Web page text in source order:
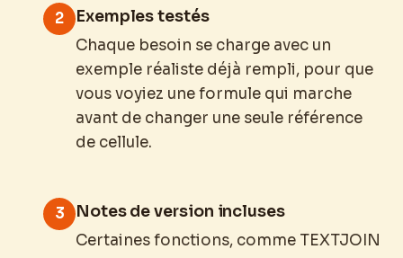
2 Exemples testés
Chaque besoin se charge avec un
exemple réaliste déjà rempli, pour que
vous voyiez une formule qui marche
avant de changer une seule référence
de cellule.
3 Notes de version incluses
Certaines fonctions, comme TEXTJOIN